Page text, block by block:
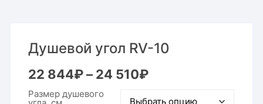
Душевой угол RV-10
22 844₽ – 24 510₽Диапазон
844₽
Размер душевого